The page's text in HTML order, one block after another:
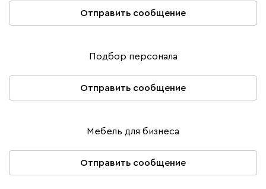
Отправить сообщение
Подбор персонала
Отправить сообщение
Мебель для бизнеса
Отправить сообщение